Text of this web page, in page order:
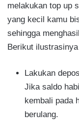
melakukan top up
yang kecil kamu
sehingga
Berikut
Lakukan
Jika saldo
kembali pada
berulang.